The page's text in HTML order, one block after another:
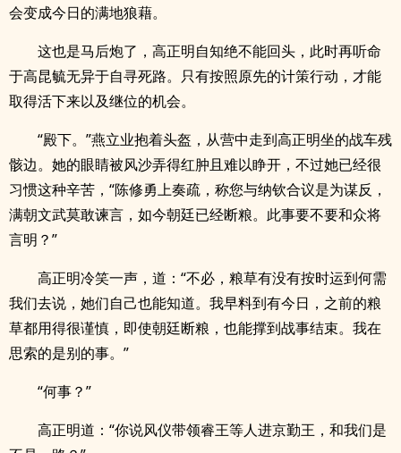
会变成今日的满地狼藉。
这也是马后炮了，高正明自知绝不能回头，此时再听命
于高昆毓无异于自寻死路。只有按照原先的计策行动，才能
取得活下来以及继位的机会。
“殿下。”燕立业抱着头盔，从营中走到高正明坐的战车残
骸边。她的眼睛被风沙弄得红肿且难以睁开，不过她已经很
习惯这种辛苦，“陈修勇上奏疏，称您与纳钦合议是为谋反，
满朝文武莫敢谏言，如今朝廷已经断粮。此事要不要和众将
言明？”
高正明冷笑一声，道：“不必，粮草有没有按时运到何需
我们去说，她们自己也能知道。我早料到有今日，之前的粮
草都用得很谨慎，即使朝廷断粮，也能撑到战事结束。我在
思索的是别的事。”
“何事？”
高正明道：“你说风仪带领睿王等人进京勤王，和我们是